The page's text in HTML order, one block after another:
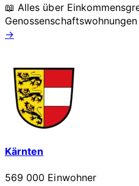
📖 Alles über
→
Kärnten
569 000 Einwohner